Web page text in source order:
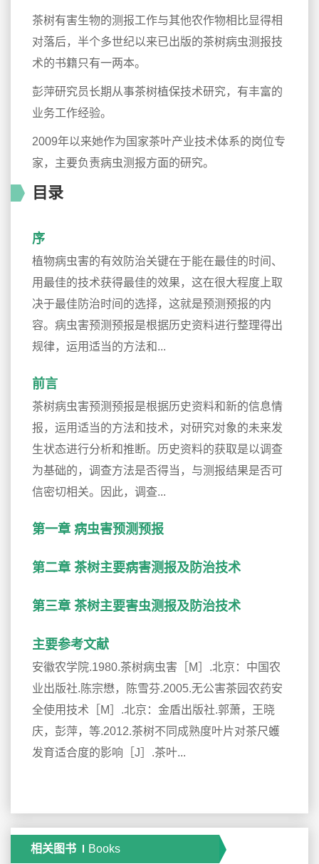
茶树有害生物的测报工作与其他农作物相比显得相
对落后，半个多世纪以来已出版的茶树病虫测报技
术的书籍只有一两本。
彭萍研究员长期从事茶树植保技术研究，有丰富的
业务工作经验。
2009年以来她作为国家茶叶产业技术体系的岗位专
家，主要负责病虫测报方面的研究。
目录
序
植物病虫害的有效防治关键在于能在最佳的时间、
用最佳的技术获得最佳的效果，这在很大程度上取
决于最佳防治时间的选择，这就是预测预报的内
容。病虫害预测预报是根据历史资料进行整理得出
规律，运用适当的方法和...
前言
茶树病虫害预测预报是根据历史资料和新的信息情
报，运用适当的方法和技术，对研究对象的未来发
生状态进行分析和推断。历史资料的获取是以调查
为基础的，调查方法是否得当，与测报结果是否可
信密切相关。因此，调查...
第一章 病虫害预测预报
第二章 茶树主要病害测报及防治技术
第三章 茶树主要害虫测报及防治技术
主要参考文献
安徽农学院.1980.茶树病虫害［M］.北京：中国农
业出版社.陈宗懋，陈雪芬.2005.无公害茶园农药安
全使用技术［M］.北京：金盾出版社.郭萧，王晓
庆，彭萍，等.2012.茶树不同成熟度叶片对茶尺蠖
发育适合度的影响［J］.茶叶...
相关图书 Books